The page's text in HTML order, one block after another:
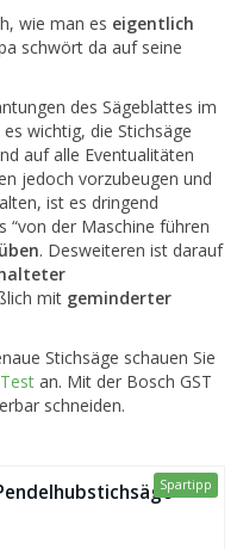
wie man es eigentlich
schwört da auf seine
des Sägeblattes im
wichtig, die Stichsäge
auf alle Eventualitäten
jedoch vorzubeugen und
ist es dringend
“von der Maschine führen
. Desweiteren ist darauf
mit geminderter
Stichsäge schauen Sie
an. Mit der Bosch GST
schneiden.
Spartipp